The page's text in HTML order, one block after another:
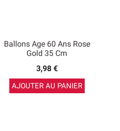
Ballons Age 60 Ans Rose
Gold 35 Cm
3,98 €
AJOUTER AU PANIER